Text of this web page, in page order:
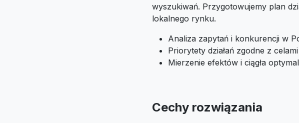
wyszukiwań. Przygotowujemy plan
lokalnego rynku.
Analiza zapytań i konkurencji w
Priorytety działań zgodne z
Mierzenie efektów i ciągła
Cechy rozwiązania